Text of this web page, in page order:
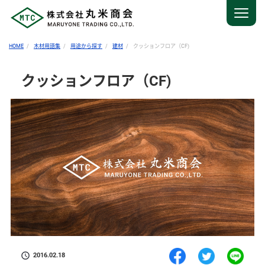
HOME 木材用語集 用途から探す 建材 クッションフロア（CF)
クッションフロア（CF)
2016.02.18